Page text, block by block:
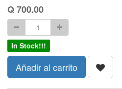
Q700.00
In Stock!!!
Añadir al carrito